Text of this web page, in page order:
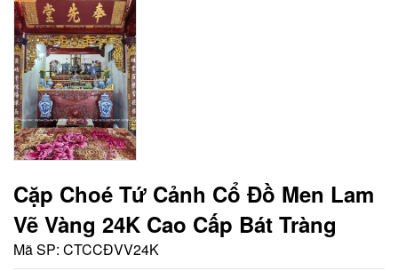
Cặp Choé Tứ Cảnh Cổ Đồ Men Lam
Vẽ Vàng 24K Cao Cấp Bát Tràng
Mã SP: CTCCĐVV24K